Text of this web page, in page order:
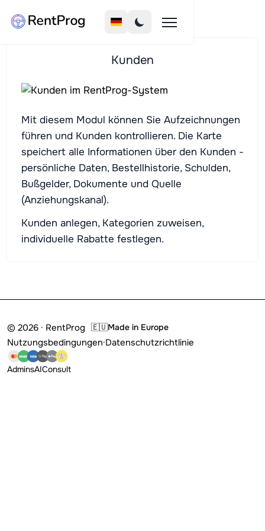
Kunden
Mit diesem Modul können Sie Aufzeichnungen
führen und Kunden kontrollieren. Die Karte
speichert alle Informationen über den Kunden -
persönliche Daten, Bestellhistorie, Schulden,
Bußgelder, Dokumente und Quelle
(Anziehungskanal).
Kunden anlegen, Kategorien zuweisen,
individuelle Rabatte festlegen.
© 2026 · RentProg 🇪🇺Made in Europe
Nutzungsbedingungen·Datenschutzrichtlinie
AdminsAIConsult